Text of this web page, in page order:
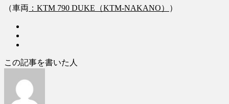
（車両 ：KTM 790 DUKE（KTM-NAKANO） ）
この記事を書いた人